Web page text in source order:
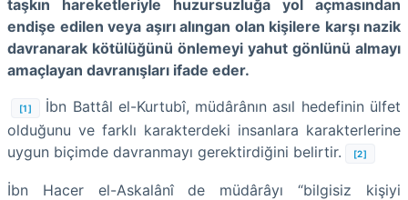
taşkın hareketleriyle huzursuzluğa yol açmasından
endişe edilen veya aşırı alıngan olan kişilere karşı nazik
davranarak kötülüğünü önlemeyi yahut gönlünü almayı
amaçlayan davranışları ifade eder.
[1]
İbn Battâl el-Kurtubî, müdârânın asıl hedefinin ülfet
olduğunu ve farklı karakterdeki insanlara karakterlerine
uygun biçimde davranmayı gerektirdiğini belirtir.
[2]
İbn Hacer el-Askalânî de müdârâyı “bilgisiz kişiyi